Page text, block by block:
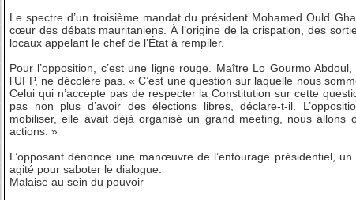
Le spectre d’un troisième mandat du président Mohamed Ould
cœur des débats mauritaniens. À l’origine de la crispation, des
locaux appelant le chef de l’État à rempiler.
Pour l’opposition, c’est une ligne rouge. Maître Lo Gourmo
l’UFP, ne décolère pas. « C’est une question sur laquelle nous
Celui qui n’accepte pas de respecter la Constitution sur cette
pas non plus d’avoir des élections libres, déclare-t-il.
mobiliser, elle avait déjà organisé un grand meeting, nous allons
actions. »
L’opposant dénonce une manœuvre de l’entourage présidentiel,
agité pour saboter le dialogue.
Malaise au sein du pouvoir